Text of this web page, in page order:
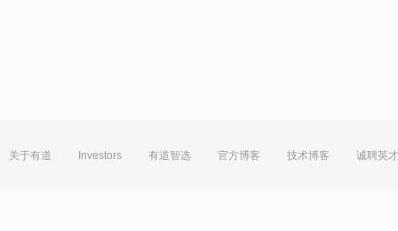
关于有道 Investors 有道智选 官方博客 技术博客 诚聘英才